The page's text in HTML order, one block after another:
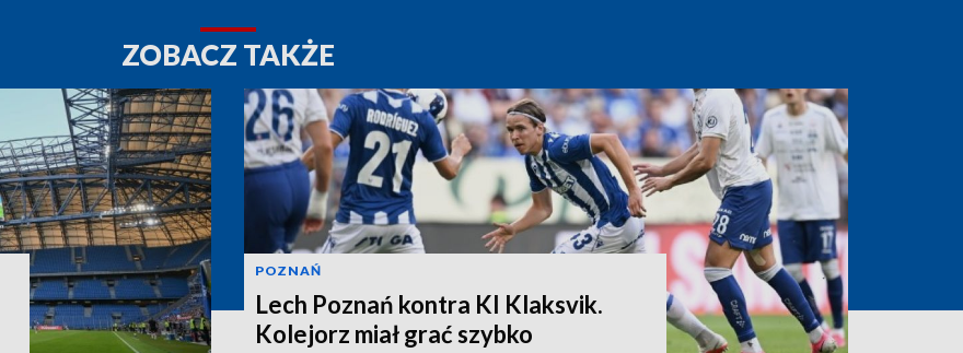
ZOBACZ TAKŻE
POZNAŃ
Lech Poznań kontra KI Klaksvik.
Kolejorz miał grać szybko